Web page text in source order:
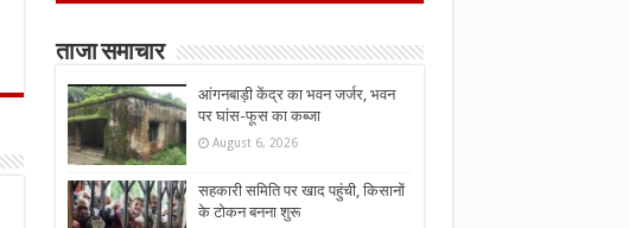
ताजा समाचार
आंगनबाड़ी केंद्र का भवन जर्जर, भवन
पर घांस-फूस का कब्जा
August 6, 2026
सहकारी समिति पर खाद पहुंची, किसानों
के टोकन बनना शुरू